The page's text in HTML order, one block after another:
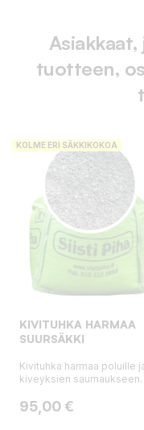
tuotteen,
KOLME ERI SÄKKIKOKOA
KIVITUHKA HARMAA
SUURSÄKKI
Kivituhka harmaa poluille
kiveyksien saumaukseen.
Hinta
95,00 €